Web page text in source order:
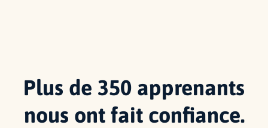
Plus de 350 apprenants
nous ont fait confiance.